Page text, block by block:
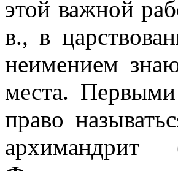
этой важной
в., в
неимением
места.
право
архи­мандрит